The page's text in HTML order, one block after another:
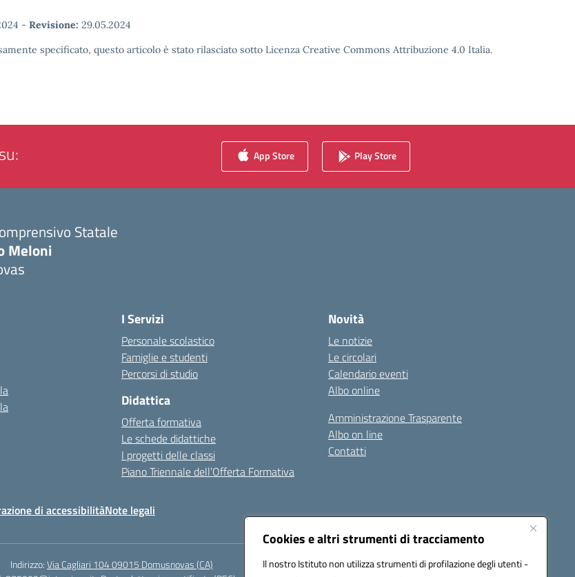
Cookies e altri strumenti di tracciamento
Il nostro Istituto non utilizza strumenti di profilazione degli utenti -
- Revisione: 29.05.2024
specificato, questo articolo è stato rilasciato sotto Licenza Creative Commons Attribuzione 4.0 Italia.
App Store Play Store
Statale
Meloni
I Servizi
Personale scolastico
Famiglie e studenti
Percorsi di studio
Didattica
Offerta formativa
Le schede didattiche
I progetti delle classi
Piano Triennale dell’Offerta Formativa
Novità
Le notizie
Le circolari
Calendario eventi
Albo online
Amministrazione Trasparente
Albo on line
Contatti
di accessibilitàNote legali
Indirizzo:Via Cagliari 104 09015 Domusnovas (CA)